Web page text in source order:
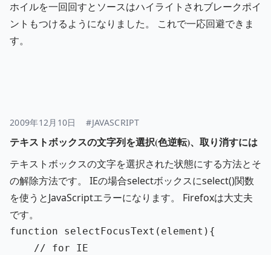
ホイルを一回回すとソースはハイライトされブレークポイ
ントもつけるようになりました。 これで一応回避できま
す。
2009年12月10日 #JAVASCRIPT
テキストボックスの文字列を選択(色逆転)、取り消すには
テキストボックスの文字を選択された状態にする方法とそ
の解除方法です。 IEの場合selectボックスにselect()関数
を使うとJavaScriptエラーになります。 Firefoxは大丈夫
です。
function selectFocusText ( element ){
// for IE